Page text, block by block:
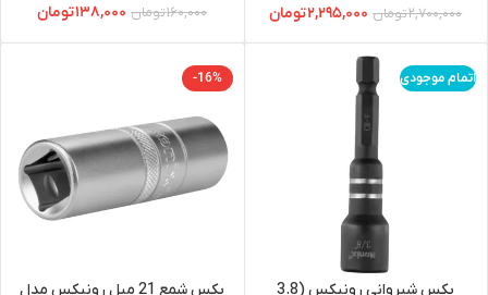
۲,۷۰۰,۰۰۰تومان ۲,۲۹۵,۰۰۰تومان ۱۶۰,۰۰۰تومان ۱۳۸,۰۰۰تومان
اتمام موجودی
بکس شیروانی رونیکس (3.8
-16%
بکس شمع 21 میل رونیکس مدل